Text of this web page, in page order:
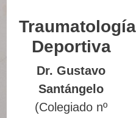
Traumatología
Deportiva
Dr. Gustavo
Santángelo
(Colegiado nº